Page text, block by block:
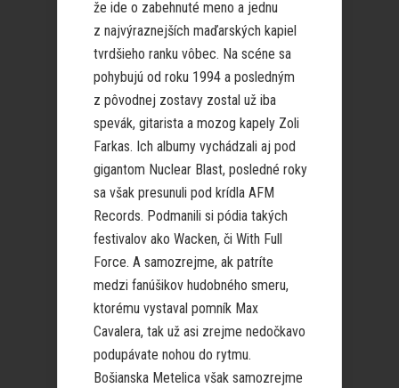
že ide o zabehnuté meno a jednu
z najvýraznejších maďarských kapiel
tvrdšieho ranku vôbec. Na scéne sa
pohybujú od roku 1994 a posledným
z pôvodnej zostavy zostal už iba
spevák, gitarista a mozog kapely Zoli
Farkas. Ich albumy vychádzali aj pod
gigantom Nuclear Blast, posledné roky
sa však presunuli pod krídla AFM
Records. Podmanili si pódia takých
festivalov ako Wacken, či With Full
Force. A samozrejme, ak patríte
medzi fanúšikov hudobného smeru,
ktorému vystaval pomník Max
Cavalera, tak už asi zrejme nedočkavo
podupávate nohou do rytmu.
Bošianska Metelica však samozrejme